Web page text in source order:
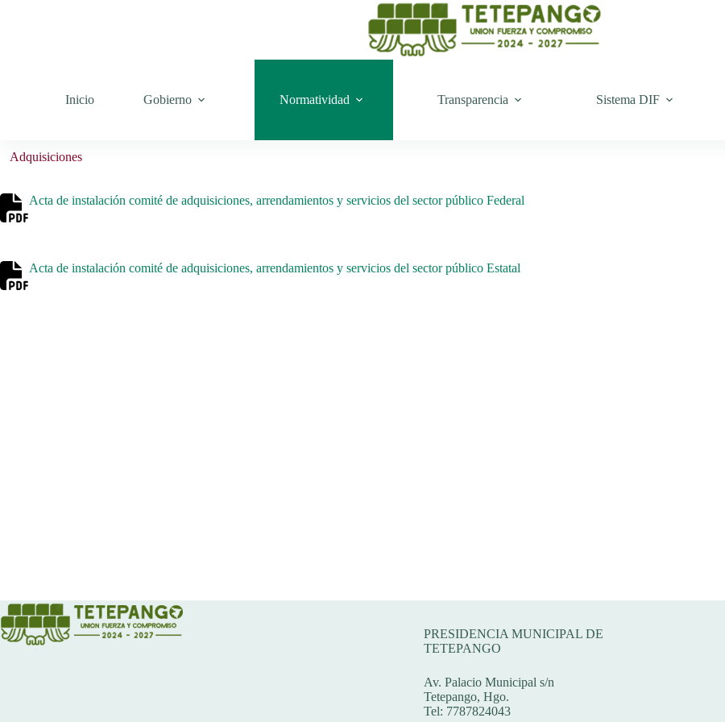
Inicio Gobierno Normatividad Transparencia Sistema DIF
Adquisiciones
Acta de instalación comité de adquisiciones, arrendamientos y servicios del sector público Federal
Acta de instalación comité de adquisiciones, arrendamientos y servicios del sector público Estatal
PRESIDENCIA MUNICIPAL DE
TETEPANGO
Av. Palacio Municipal s/n
Tetepango, Hgo.
Tel: 7787824043